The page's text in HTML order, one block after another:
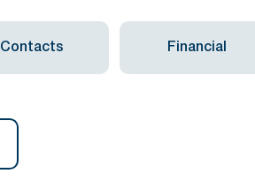
Contacts Financial